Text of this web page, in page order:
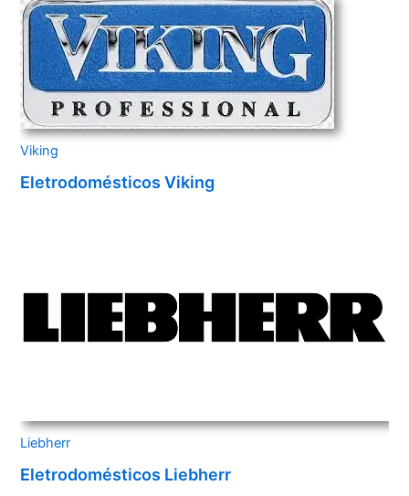
Viking
Eletrodomésticos Viking
Liebherr
Eletrodomésticos Liebherr